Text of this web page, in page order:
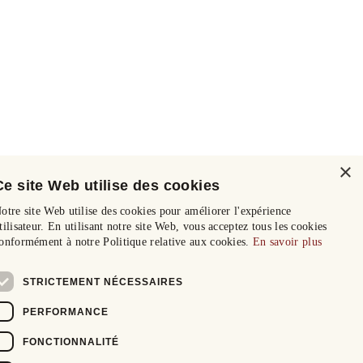
×
site Web utilise des cookies
site Web utilise des cookies pour améliorer l'expérience
En utilisant notre site Web, vous acceptez tous les cookies
à notre Politique relative aux cookies. En savoir plus
STRICTEMENT NÉCESSAIRES
PERFORMANCE
FONCTIONNALITÉ